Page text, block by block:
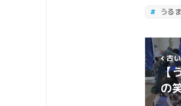
うる
古
【
の